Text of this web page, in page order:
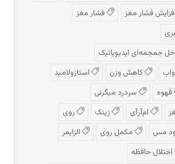
فشار مغز
فشار مغز
جمجمه‌ای ایدیوپاتیک
کاهش وزن
استازولامید
قهوه
سردرد میگرنی
ام‌آر‌آی زینک
روی
مس مکمل روی
الزایمر
اختلال حافظه